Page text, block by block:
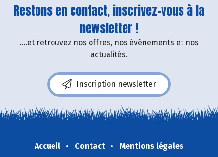
Restons en contact, inscrivez-vous à la
newsletter !
....et retrouvez nos offres, nos événements et nos
actualités.
Inscription newsletter
Accueil Contact
Mentions légales